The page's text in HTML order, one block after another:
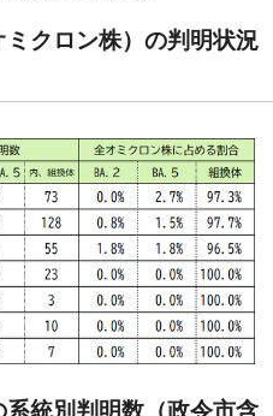
クロン株）の判明状況
統別判明数（政令市含